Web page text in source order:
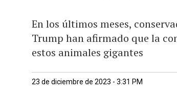
En los últimos meses,
Trump han afirmado que la
estos animales gigantes
23 de diciembre de 2023 - 3:31 PM